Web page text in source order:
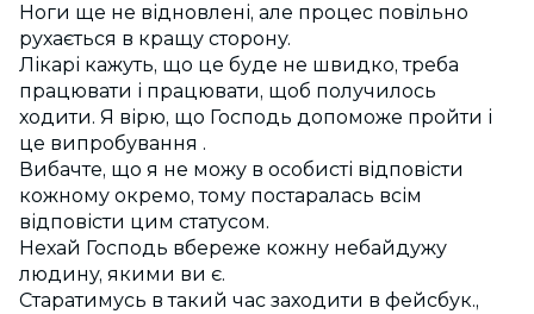
Ноги ще не відновлені, але процес повільно
рухається в кращу сторону.
Лікарі кажуть, що це буде не швидко, треба
працювати і працювати, щоб получилось
ходити. Я вірю, що Господь допоможе пройти і
це випробування .
Вибачте, що я не можу в особисті відповісти
кожному окремо, тому постаралась всім
відповісти цим статусом.
Нехай Господь вбереже кожну небайдужу
людину, якими ви є.
Старатимусь в такий час заходити в фейсбук.,